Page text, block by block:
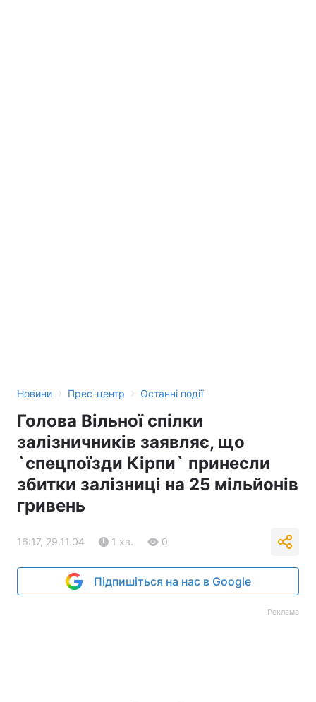
Новини › Прес-центр › Останні події
Голова Вільної спілки
залізничників заявляє, що
`спецпоїзди Кірпи` принесли
збитки залізниці на 25 мільйонів
гривень
16:17, 29.11.04 1 хв. 0
Підпишіться на нас в Google
Реклама